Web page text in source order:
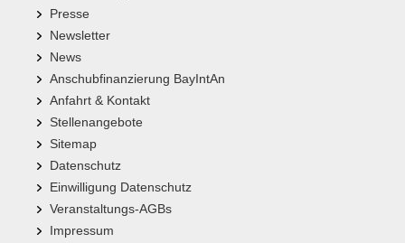
Presse
Newsletter
News
Anschubfinanzierung BayIntAn
Anfahrt & Kontakt
Stellenangebote
Sitemap
Datenschutz
Einwilligung Datenschutz
Veranstaltungs-AGBs
Impressum